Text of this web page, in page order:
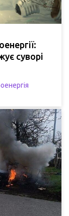
суворі